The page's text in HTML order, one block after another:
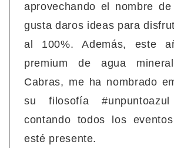
aprovechando el nombre
gusta daros ideas para
al 100%. Además, este
premium de agua
Cabras, me ha nombrado
su filosofía
contando todos los
esté presente.